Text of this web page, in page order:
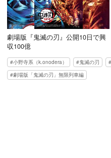
劇場版『鬼滅の刃』公開10日で興
収100億
小野寺系（k.onodera） 鬼滅の刃
劇場版「鬼滅の刃」無限列車編